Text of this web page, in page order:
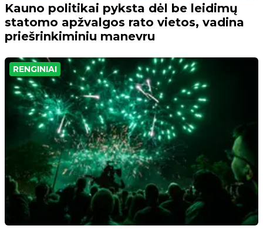
Kauno politikai pyksta dėl be leidimų
statomo apžvalgos rato vietos, vadina
priešrinkiminiu manevru
RENGINIAI